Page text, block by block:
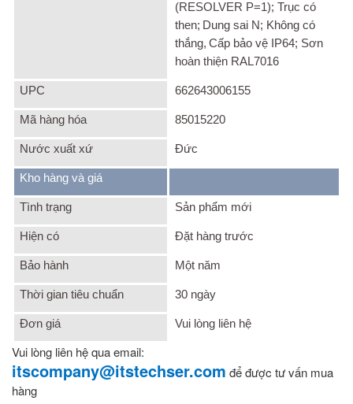
(RESOLVER P=1); Trục có
then; Dung sai N; Không có
thắng, Cấp bảo vệ IP64; Sơn
hoàn thiện RAL7016
UPC 662643006155
Mã hàng hóa 85015220
Nước xuất xứ Đức
Kho hàng và giá
Tình trạng Sản phẩm mới
Hiện có Đặt hàng trước
Bảo hành Một năm
Thời gian tiêu chuẩn 30 ngày
Đơn giá Vui lòng liên hệ
Vui lòng liên hệ qua email:
itscompany@itstechser.com để được tư vấn mua
hàng